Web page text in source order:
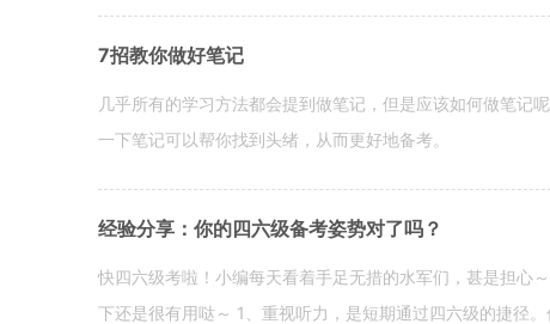
7招教你做好笔记
几乎所有的学习方法都会提到做笔记，但是应该如何做笔记
一下笔记可以帮你找到头绪，从而更好地备考。
经验分享：你的四六级备考姿势对了吗？
快四六级考啦！小编每天看着手足无措的水军们，甚是担心
下还是很有用哒～ 1、重视听力，是短期通过四六级的捷径